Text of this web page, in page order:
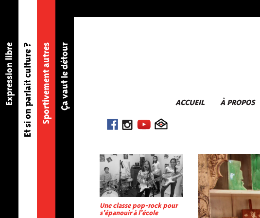
Expression libre Ça vaut le détour
Et si on parlait culture ?Sportivement autres ACCUEIL À PROPOS
Une classe pop-rock pour
s’épanouir à l’école